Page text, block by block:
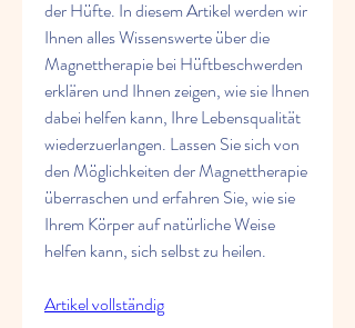
der Hüfte. In diesem Artikel werden wir
Ihnen alles Wissenswerte über die
Magnettherapie bei Hüftbeschwerden
erklären und Ihnen zeigen, wie sie Ihnen
dabei helfen kann, Ihre Lebensqualität
wiederzuerlangen. Lassen Sie sich von
den Möglichkeiten der Magnettherapie
überraschen und erfahren Sie, wie sie
Ihrem Körper auf natürliche Weise
helfen kann, sich selbst zu heilen.
Artikel vollständig